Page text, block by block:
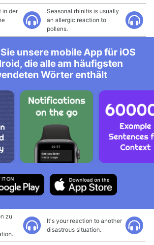
in der
Seasonal rhinitis is usually
an allergic reaction to
pollens.
unsere mobile App für iOS
die alle am häufigsten
Wörter enthält
zu
It's your reaction to another
disastrous situation.